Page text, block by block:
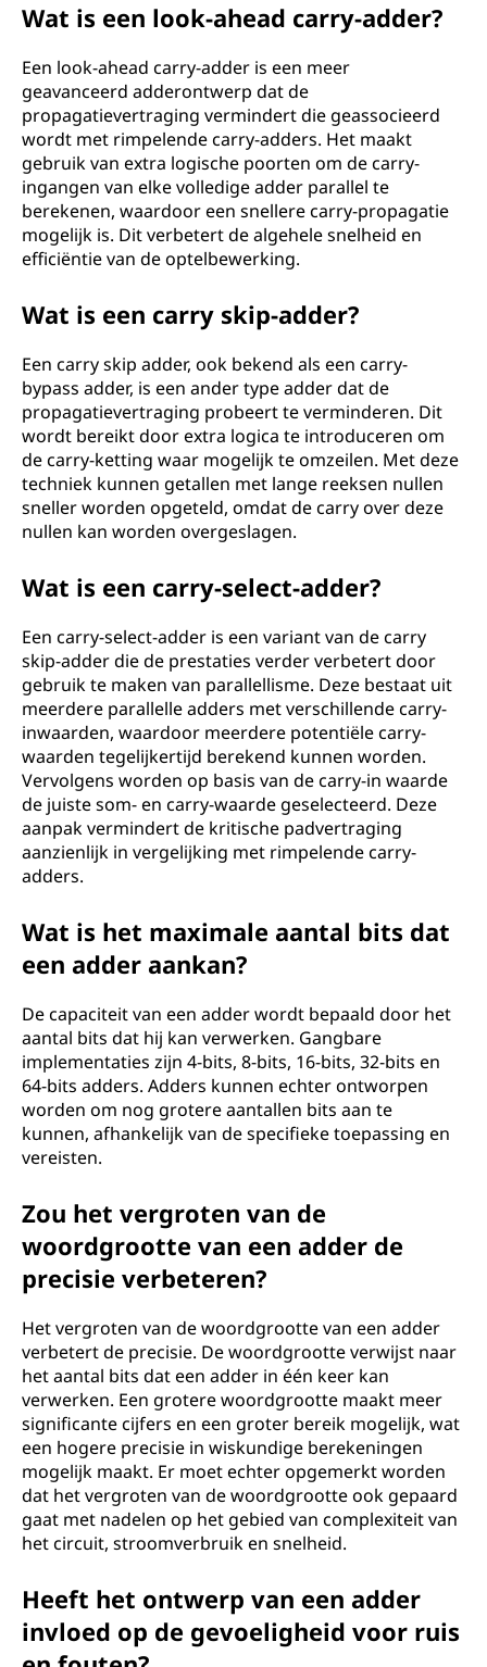
Wat is een look-ahead carry-adder?
Een look-ahead carry-adder is een meer
geavanceerd adderontwerp dat de
propagatievertraging vermindert die geassocieerd
wordt met rimpelende carry-adders. Het maakt
gebruik van extra logische poorten om de carry-
ingangen van elke volledige adder parallel te
berekenen, waardoor een snellere carry-propagatie
mogelijk is. Dit verbetert de algehele snelheid en
efficiëntie van de optelbewerking.
Wat is een carry skip-adder?
Een carry skip adder, ook bekend als een carry-
bypass adder, is een ander type adder dat de
propagatievertraging probeert te verminderen. Dit
wordt bereikt door extra logica te introduceren om
de carry-ketting waar mogelijk te omzeilen. Met deze
techniek kunnen getallen met lange reeksen nullen
sneller worden opgeteld, omdat de carry over deze
nullen kan worden overgeslagen.
Wat is een carry-select-adder?
Een carry-select-adder is een variant van de carry
skip-adder die de prestaties verder verbetert door
gebruik te maken van parallellisme. Deze bestaat uit
meerdere parallelle adders met verschillende carry-
inwaarden, waardoor meerdere potentiële carry-
waarden tegelijkertijd berekend kunnen worden.
Vervolgens worden op basis van de carry-in waarde
de juiste som- en carry-waarde geselecteerd. Deze
aanpak vermindert de kritische padvertraging
aanzienlijk in vergelijking met rimpelende carry-
adders.
Wat is het maximale aantal bits dat
een adder aankan?
De capaciteit van een adder wordt bepaald door het
aantal bits dat hij kan verwerken. Gangbare
implementaties zijn 4-bits, 8-bits, 16-bits, 32-bits en
64-bits adders. Adders kunnen echter ontworpen
worden om nog grotere aantallen bits aan te
kunnen, afhankelijk van de specifieke toepassing en
vereisten.
Zou het vergroten van de
woordgrootte van een adder de
precisie verbeteren?
Het vergroten van de woordgrootte van een adder
verbetert de precisie. De woordgrootte verwijst naar
het aantal bits dat een adder in één keer kan
verwerken. Een grotere woordgrootte maakt meer
significante cijfers en een groter bereik mogelijk, wat
een hogere precisie in wiskundige berekeningen
mogelijk maakt. Er moet echter opgemerkt worden
dat het vergroten van de woordgrootte ook gepaard
gaat met nadelen op het gebied van complexiteit van
het circuit, stroomverbruik en snelheid.
Heeft het ontwerp van een adder
invloed op de gevoeligheid voor ruis